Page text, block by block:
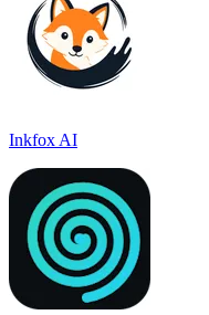
Inkfox AI